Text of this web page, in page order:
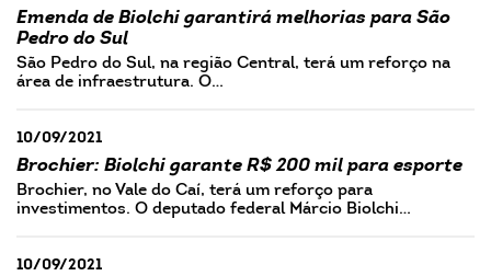
Emenda de Biolchi garantirá melhorias para São
Pedro do Sul
São Pedro do Sul, na região Central, terá um reforço na
área de infraestrutura. O…
10/09/2021
Brochier: Biolchi garante R$ 200 mil para esporte
Brochier, no Vale do Caí, terá um reforço para
investimentos. O deputado federal Márcio Biolchi…
10/09/2021